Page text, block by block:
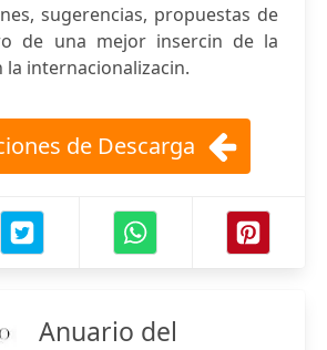
sugerencias, propuestas de
de una mejor insercin de la
la internacionalizacin.
de Descarga
Anuario del